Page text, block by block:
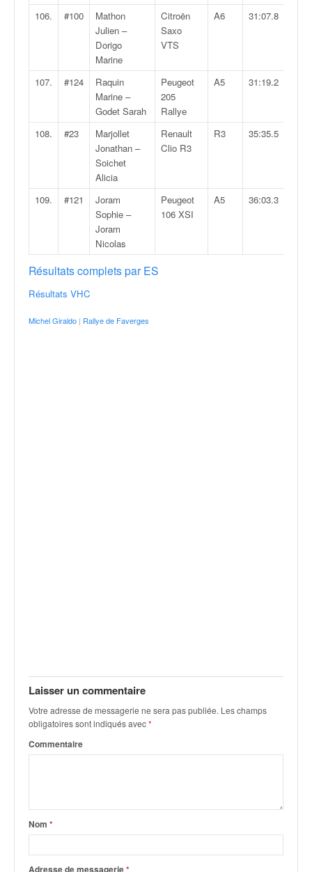
106. #100
Mathon
Julien –
Dorigo
Marine
Citroën
Saxo
VTS
A6 31:07.8
107. #124
Raquin
Marine –
Godet Sarah
Peugeot
205
Rallye
A5 31:19.2
108. #23
Marjollet
Jonathan –
Soichet
Alicia
Renault
Clio R3
R3 35:35.5
109. #121
Joram
Sophie –
Joram
Nicolas
Peugeot
106 XSI
A5 36:03.3
Résultats complets par ES
Résultats VHC
Michel Giraldo | Rallye de Faverges
Laisser un commentaire
Votre adresse de messagerie ne sera pas publiée. Les champs
obligatoires sont indiqués avec*
Commentaire
Nom *
Adresse de messagerie*